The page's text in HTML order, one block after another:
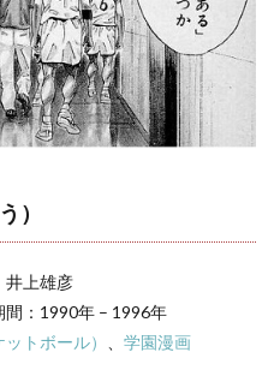
）
上雄彦
：1990年 – 1996年
トボール） 学園漫画